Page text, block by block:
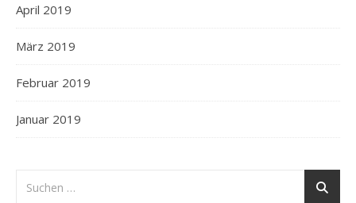
April 2019
März 2019
Februar 2019
Januar 2019